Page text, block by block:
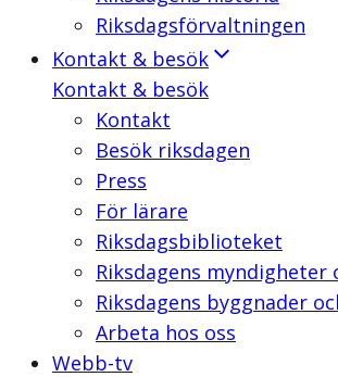
Riksdagsförvaltningen
Kontakt & besök
Kontakt & besök
Kontakt
Besök riksdagen
Press
För lärare
Riksdagsbiblioteket
Riksdagens myndigheter
Riksdagens byggnader
Arbeta hos oss
Webb-tv